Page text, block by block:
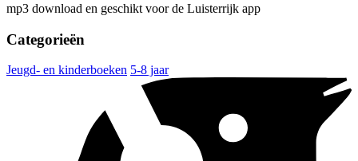
mp3 download en geschikt voor de Luisterrijk app
Categorieën
Jeugd- en kinderboeken 5-8 jaar